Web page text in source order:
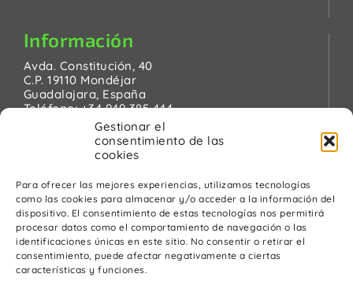
Gestionar el
consentimiento de las
cookies
Para ofrecer las mejores experiencias, utilizamos tecnologías
como las cookies para almacenar y/o acceder a la información del
dispositivo. El consentimiento de estas tecnologías nos permitirá
procesar datos como el comportamiento de navegación o las
identificaciones únicas en este sitio. No consentir o retirar el
consentimiento, puede afectar negativamente a ciertas
características y funciones.
Información
Avda. Constitución, 40
C.P. 19110 Mondéjar
Guadalajara, España
Teléfono:+34 949 385 444
pinanson@pinanson.eu
Legal
Política de Privacidad
Advertencia Legal
Política de cookies
Política de calidad y medio ambiente